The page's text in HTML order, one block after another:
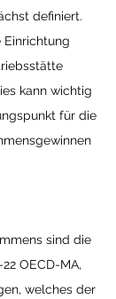
definiert.
Einrichtung
kann wichtig
für die
sind die
OECD-MA,
welches der